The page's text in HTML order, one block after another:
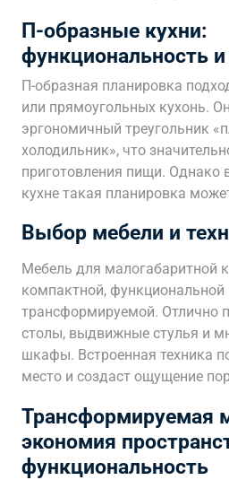
П-образные кухни:
функциональность
П-образная планировка
или прямоугольных кухонь.
эргономичный треугольник
холодильник», что
приготовления пищи. Однако
кухне такая планировка
Выбор мебели и
Мебель для малогабаритной
компактной, функциональной
трансформируемой. Отлично
столы, выдвижные стулья и
шкафы. Встроенная техника
место и создаст ощущение
Трансформируемая
экономия
функциональность